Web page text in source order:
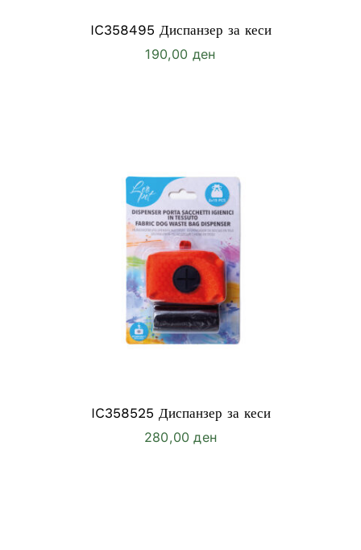
IC358495 Диспанзер за кеси
190,00 ден
IC358525 Диспанзер за кеси
280,00ден